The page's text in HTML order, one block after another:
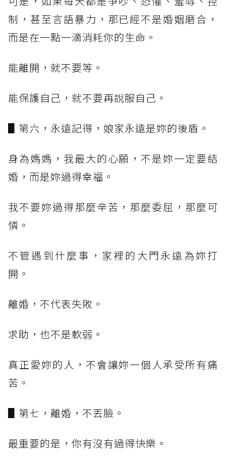
制，甚至言語暴力，那已經不是婚姻磨合，
而是在一點一滴消耗你的生命。
能離開，就不要等。
能保護自己，就不要再說服自己。
▋第六，永遠記得，娘家永遠是妳的後盾。
身為媽媽，我最大的心願，不是妳一定要結
婚，而是妳過得幸福。
我不要妳過得那麼辛苦，那麼委屈，那麼可
憐。
不管遇到什麼事，家裡的大門永遠為妳打
開。
離婚，不代表失敗。
求助，也不是軟弱。
真正愛妳的人，不會讓妳一個人承受所有痛
苦。
▋第七，離婚，不丟臉。
最重要的是，你有沒有過得快樂。